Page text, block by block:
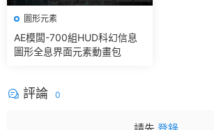
圖形元素
AE模闆-700組HUD科幻信息
圖形全息界面元素動畫包
評論 0